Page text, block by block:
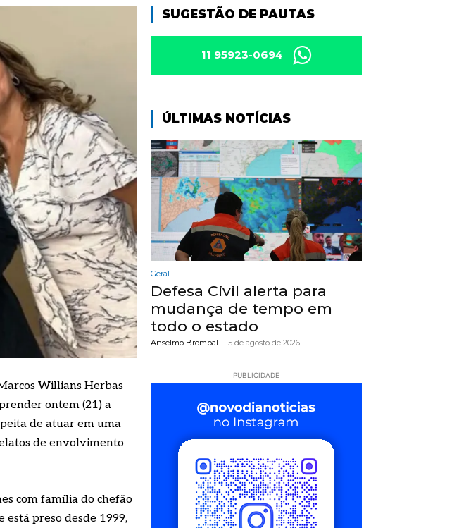
Willians Herbas
ontem (21) a
de atuar em uma
de envolvimento
com família do chefão
está preso desde 1999,
SUGESTÃO DE PAUTAS
11 95923-0694
ÚLTIMAS NOTÍCIAS
Geral
Defesa Civil alerta para
mudança de tempo em
todo o estado
Anselmo Brombal - 5 de agosto de 2026
PUBLICIDADE